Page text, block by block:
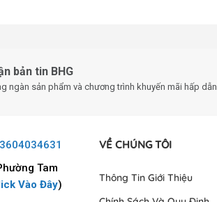
bản tin BHG
ngàn sản phẩm và chương trình khuyến mãi hấp dẫn
3604034631
Tam
Vào Đây)
VỀ CHÚNG TÔI
Thông Tin Giới Thiệu